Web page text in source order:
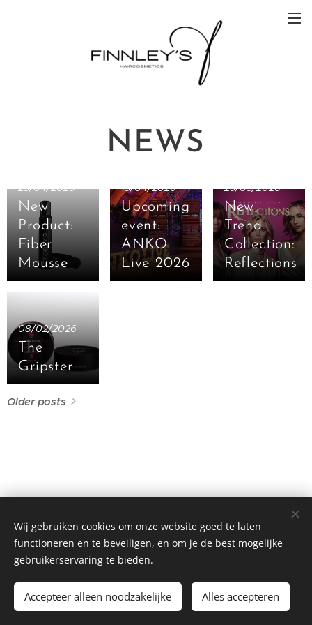
NEWS
23/04/2026
New
Product:
Fiber
Mousse
13/04/2026
Upcoming
event:
ANKO
Live 2026
23/03/2026
New
Trend
Collection:
Reflections
08/02/2026
The
Gripster
Older posts
Finnley's Haircosmetics
For the diversity of hair...
Languages
Nederlands
English Deutsch Français
Wij gebruiken cookies om onze website goed te laten
functioneren en te beveiligen, en om je de best mogelijke
gebruikerservaring te bieden.
Accepteer alleen noodzakelijke Alles accepteren